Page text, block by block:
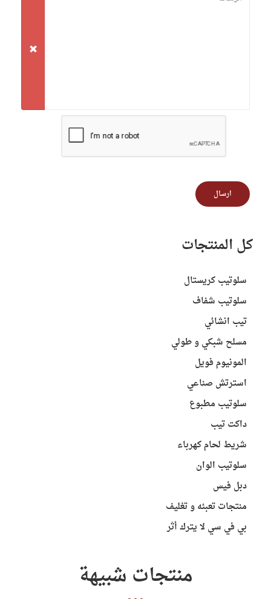
ارسال
كل المنتجات
سلوتيب كريستال
سلوتيب شفاف
تيب انشائي
مسلح شبكي و طولي
المونيوم فويل
استرتش صناعي
سلوتيب مطبوع
داكت تيب
شريط لحام كهرباء
سلوتيب الوان
دبل فيس
منتجات تعبئه و تغليف
بي في سي لا يترك أثر
منتجات شبيهة